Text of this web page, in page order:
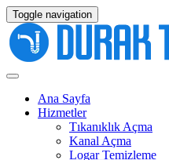
Toggle navigation
Ana Sayfa
Hizmetler
Tıkanıklık Açma
Kanal Açma
Logar Temizleme